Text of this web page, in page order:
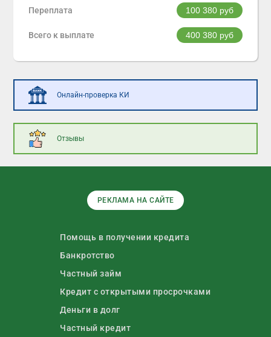
Переплата 100 380руб
Всего к выплате 400 380руб
Онлайн-проверка КИ
Отзывы
РЕКЛАМА НА САЙТЕ
Помощь в получении кредита
Банкротство
Частный займ
Кредит с открытыми просрочками
Деньги в долг
Частный кредит